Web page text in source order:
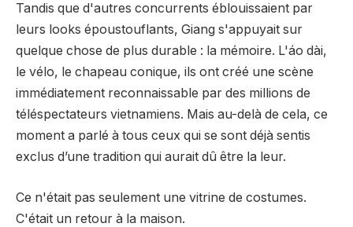
Tandis que d'autres concurrents éblouissaient par
leurs looks époustouflants, Giang s'appuyait sur
quelque chose de plus durable : la mémoire. L'áo dài,
le vélo, le chapeau conique, ils ont créé une scène
immédiatement reconnaissable par des millions de
téléspectateurs vietnamiens. Mais au-delà de cela, ce
moment a parlé à tous ceux qui se sont déjà sentis
exclus d’une tradition qui aurait dû être la leur.
Ce n'était pas seulement une vitrine de costumes.
C'était un retour à la maison.